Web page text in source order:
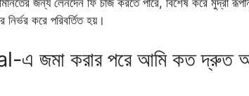
জন্য লেনদেন ফি চার্জ করতে পারে, বিশেষ করে মুদ্রা
নির্ভর করে পরিবর্তিত হয়।
এ জমা করার পরে আমি কত দ্রুত